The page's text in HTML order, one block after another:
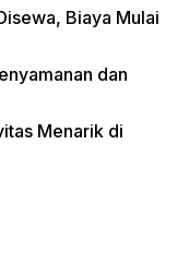
Biaya Mulai
dan
Menarik di